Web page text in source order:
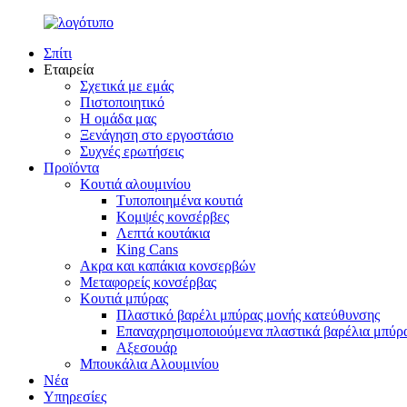
Σπίτι
Εταιρεία
Σχετικά με εμάς
Πιστοποιητικό
Η ομάδα μας
Ξενάγηση στο εργοστάσιο
Συχνές ερωτήσεις
Προϊόντα
Κουτιά αλουμινίου
Τυποποιημένα κουτιά
Κομψές κονσέρβες
Λεπτά κουτάκια
King Cans
Ακρα και καπάκια κονσερβών
Μεταφορείς κονσέρβας
Κουτιά μπύρας
Πλαστικό βαρέλι μπύρας μονής κατεύθυνσης
Επαναχρησιμοποιούμενα πλαστικά βαρέλια
Αξεσουάρ
Μπουκάλια Αλουμινίου
Νέα
Υπηρεσίες